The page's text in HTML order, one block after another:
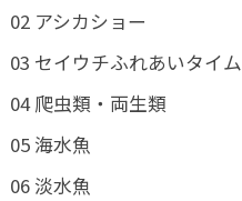
02 アシカショー
03 セイウチふれあいタイム
04 爬虫類・両生類
05 海水魚
06 淡水魚